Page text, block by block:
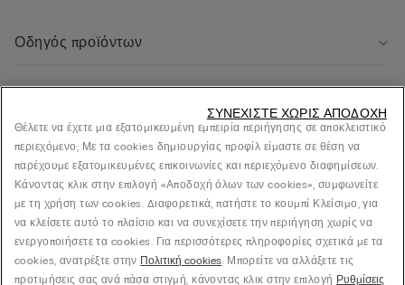
Οδηγός προϊόντων
Νομική περιοχή
Εταιρεία
Θέλετε να έχετε μια εξατομικευμένη εμπειρία περιήγησης σε αποκλειστικό
περιεχόμενο; Με τα cookies δημιουργίας προφίλ είμαστε σε θέση να
παρέχουμε εξατομικευμένες επικοινωνίες και περιεχόμενο διαφημίσεων.
Κάνοντας κλικ στην επιλογή «Αποδοχή όλων των cookies», συμφωνείτε
με τη χρήση των cookies. Διαφορετικά, πατήστε το κουμπί Κλείσιμο, για
να κλείσετε αυτό το πλαίσιο και να συνεχίσετε την περιήγηση χωρίς να
ενεργοποιήσετε τα cookies. Για περισσότερες πληροφορίες σχετικά με τα
cookies, ανατρέξτε στην Πολιτική cookies. Μπορείτε να αλλάξετε τις
προτιμήσεις σας ανά πάσα στιγμή, κάνοντας κλικ στην επιλογή Ρυθμίσεις
ΣΥΝΕΧΊΣΤΕ ΧΩΡΊΣ ΑΠΟΔΟΧΉ